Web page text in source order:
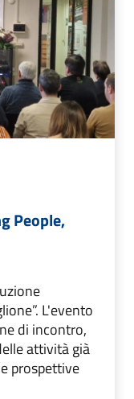
People,
L'evento
di incontro,
attività già
prospettive